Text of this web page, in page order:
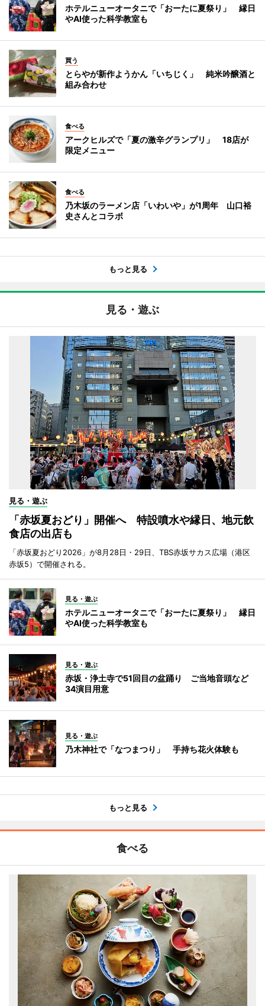
ホテルニューオータニで「おーたに夏祭り」 縁日
やAI使った科学教室も
買う
とらやが新作ようかん「いちじく」 純米吟醸酒と
組み合わせ
食べる
アークヒルズで「夏の激辛グランプリ」 18店が
限定メニュー
食べる
乃木坂のラーメン店「いわいや」が1周年 山口裕
史さんとコラボ
もっと見る
見る・遊ぶ
見る・遊ぶ
「赤坂夏おどり」開催へ 特設噴水や縁日、地元飲
食店の出店も
「赤坂夏おどり2026」が8月28日・29日、TBS赤坂サカス広場（港区
赤坂5）で開催される。
見る・遊ぶ
ホテルニューオータニで「おーたに夏祭り」 縁日
やAI使った科学教室も
見る・遊ぶ
赤坂・浄土寺で51回目の盆踊り ご当地音頭など
34演目用意
見る・遊ぶ
乃木神社で「なつまつり」 手持ち花火体験も
もっと見る
食べる